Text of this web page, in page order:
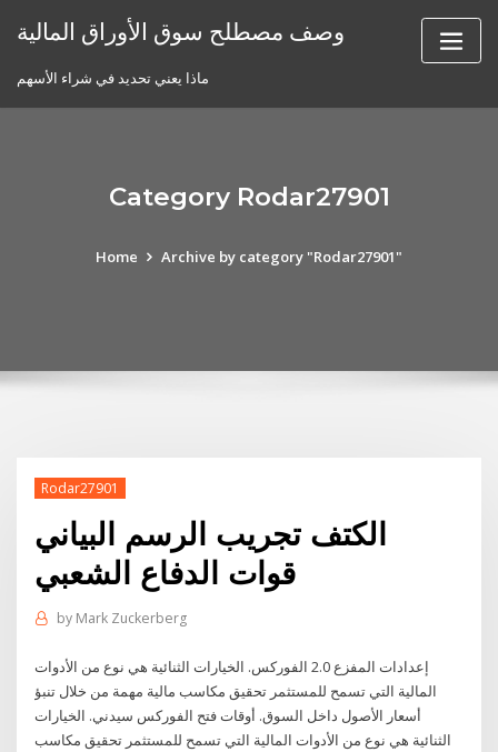
وصف مصطلح سوق الأوراق المالية
ماذا يعني تحديد في شراء الأسهم
Category Rodar27901
Home Archive by category "Rodar27901"
Rodar27901
الكتف تجريب الرسم البياني
قوات الدفاع الشعبي
by Mark Zuckerberg
إعدادات المفزع 2.0 الفوركس. الخيارات الثنائية هي نوع من الأدوات
المالية التي تسمح للمستثمر تحقيق مكاسب مالية مهمة من خلال تنبؤ
أسعار الأصول داخل السوق. أوقات فتح الفوركس سيدني. الخيارات
الثنائية هي نوع من الأدوات المالية التي تسمح للمستثمر تحقيق مكاسب